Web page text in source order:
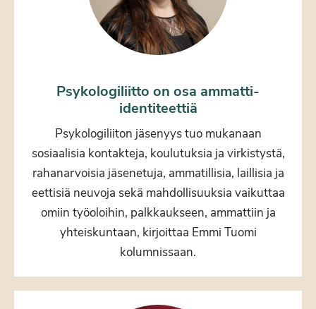
Psykologiliitto on osa ammatti-
identiteettiä
Psykologiliiton jäsenyys tuo mukanaan
sosiaalisia kontakteja, koulutuksia ja virkistystä,
rahanarvoisia jäsenetuja, ammatillisia, laillisia ja
eettisiä neuvoja sekä mahdollisuuksia vaikuttaa
omiin työoloihin, palkkaukseen, ammattiin ja
yhteiskuntaan, kirjoittaa Emmi Tuomi
kolumnissaan.